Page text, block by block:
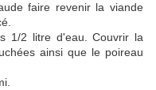
faire revenir la viande
1/2 litre d'eau. Couvrir la
ainsi que le poireau